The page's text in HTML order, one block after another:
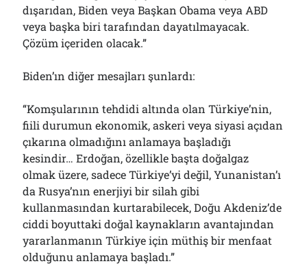
dışarıdan, Biden veya Başkan Obama veya ABD
veya başka biri tarafından dayatılmayacak.
Çözüm içeriden olacak.”
Biden’ın diğer mesajları şunlardı:
“Komşularının tehdidi altında olan Türkiye’nin,
fiili durumun ekonomik, askeri veya siyasi açıdan
çıkarına olmadığını anlamaya başladığı
kesindir… Erdoğan, özellikle başta doğalgaz
olmak üzere, sadece Türkiye’yi değil, Yunanistan’ı
da Rusya’nın enerjiyi bir silah gibi
kullanmasından kurtarabilecek, Doğu Akdeniz’de
ciddi boyuttaki doğal kaynakların avantajından
yararlanmanın Türkiye için müthiş bir menfaat
olduğunu anlamaya başladı.”